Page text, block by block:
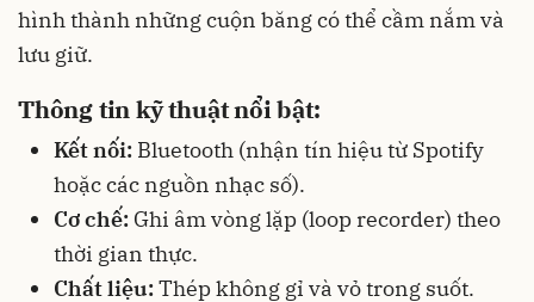
hình thành những cuộn băng có thể cầm nắm và
lưu giữ.
Thông tin kỹ thuật nổi bật:
Kết nối: Bluetooth (nhận tín hiệu từ Spotify
hoặc các nguồn nhạc số).
Cơ chế: Ghi âm vòng lặp (loop recorder) theo
thời gian thực.
Chất liệu:Thép không gỉ và vỏ trong suốt.